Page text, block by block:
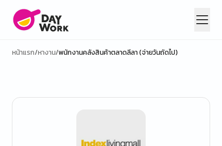
หน้าแรก/หางาน/พนักงานคลังสินค้าตลาดลีลา (จ่ายวันถัดไป)